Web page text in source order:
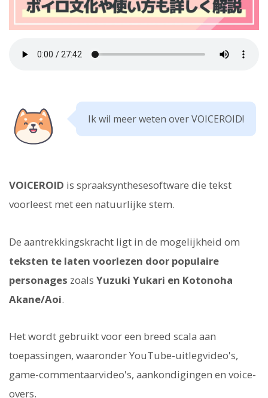
Ik wil meer weten over VOICEROID!
VOICEROID is spraaksynthesesoftware die tekst
voorleest met een natuurlijke stem.
De aantrekkingskracht ligt in de mogelijkheid om
teksten te laten voorlezen door populaire
personages zoals Yuzuki Yukari en Kotonoha
Akane/Aoi.
Het wordt gebruikt voor een breed scala aan
toepassingen, waaronder YouTube-uitlegvideo's,
game-commentaarvideo's, aankondigingen en voice-
overs.